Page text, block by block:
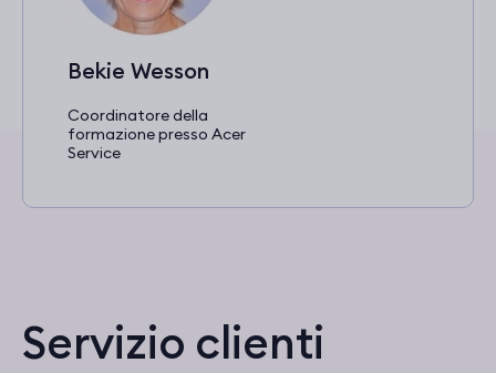
Bekie Wesson
Coordinatore della
formazione presso Acer
Service
Servizio clienti